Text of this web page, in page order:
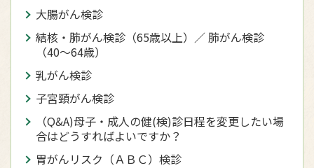
大腸がん検診
結核・肺がん検診（65歳以上）／ 肺がん検診
（40〜64歳）
乳がん検診
子宮頸がん検診
（Q&A)母子・成人の健(検)診日程を変更したい場
合はどうすればよいですか？
胃がんリスク（ＡＢＣ）検診